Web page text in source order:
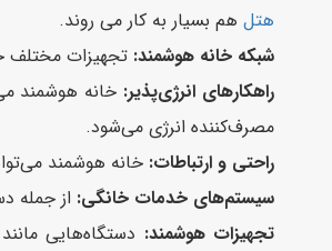
هتل هم بسیار به کار می روند.
شبکه خانه هوشمند: تجهیزات مختلف
راهکارهای انرژی‌پذیر: خانه هوشمند
مصرف‌کننده انرژی می‌شود.
راحتی و ارتباطات: خانه هوشمند
سیستم‌های خدمات خانگی: از جمله
تجهیزات هوشمند: